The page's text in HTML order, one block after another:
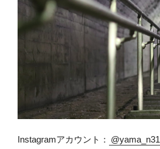
Instagramアカウント： @yama_n31